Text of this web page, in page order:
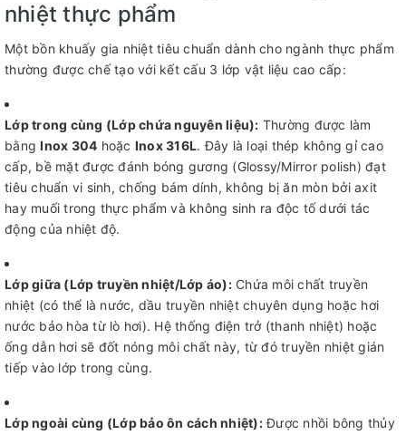
nhiệt thực phẩm
Một bồn khuấy gia nhiệt tiêu chuẩn dành cho ngành thực phẩm
thường được chế tạo với kết cấu 3 lớp vật liệu cao cấp:
Lớp trong cùng (Lớp chứa nguyên liệu): Thường được làm
bằngInox 304 hoặc Inox 316L. Đây là loại thép không gỉ cao
cấp, bề mặt được đánh bóng gương (Glossy/Mirror polish) đạt
tiêu chuẩn vi sinh, chống bám dính, không bị ăn mòn bởi axit
hay muối trong thực phẩm và không sinh ra độc tố dưới tác
động của nhiệt độ.
Lớp giữa (Lớp truyền nhiệt/Lớp áo):Chứa môi chất truyền
nhiệt (có thể là nước, dầu truyền nhiệt chuyên dụng hoặc hơi
nước bảo hòa từ lò hơi). Hệ thống điện trở (thanh nhiệt) hoặc
ống dẫn hơi sẽ đốt nóng môi chất này, từ đó truyền nhiệt gián
tiếp vào lớp trong cùng.
Lớp ngoài cùng (Lớp bảo ôn cách nhiệt):Được nhồi bông thủy